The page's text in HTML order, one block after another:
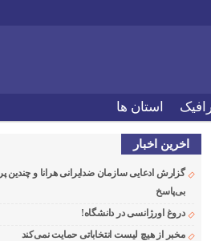
استان ها
اخرین اخبار
گزارش ادعایی سازمان ضدایرانی هرانا و
بی‌پاسخ
دروغ اورژانسی در دانشگاه!
مخبر از هیچ لیست انتخاباتی حمایت نمی‌کند